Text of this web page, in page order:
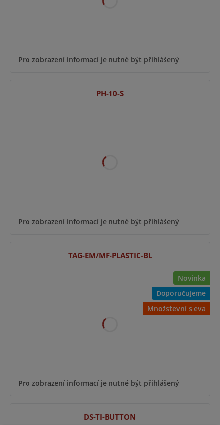
Pro zobrazení informací je nutné být přihlášený
PH-10-S
Pro zobrazení informací je nutné být přihlášený
Novinka
Doporučujeme
Množstevní sleva
TAG-EM/MF-PLASTIC-BL
Pro zobrazení informací je nutné být přihlášený
DS-TI-BUTTON